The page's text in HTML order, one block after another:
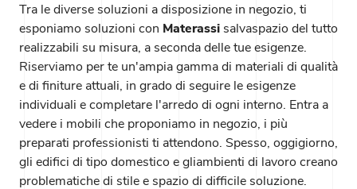
Tra le diverse soluzioni a disposizione in negozio, ti
esponiamo soluzioni con Materassi salvaspazio del tutto
realizzabili su misura, a seconda delle tue esigenze.
Riserviamo per te un'ampia gamma di materiali di qualità
e di finiture attuali, in grado di seguire le esigenze
individuali e completare l'arredo di ogni interno. Entra a
vedere i mobili che proponiamo in negozio, i più
preparati professionisti ti attendono. Spesso, oggigiorno,
gli edifici di tipo domestico e gliambienti di lavoro creano
problematiche di stile e spazio di difficile soluzione.